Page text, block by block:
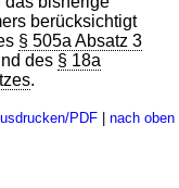
berücksichtigt
§ 505a Absatz 3
des § 18a
.
PDF| nach oben